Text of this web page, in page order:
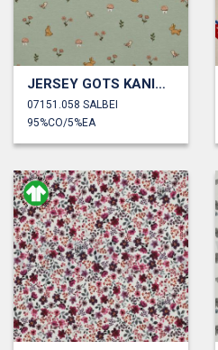
JERSEY GOTS KANINCHEN
07151.058 SALBEI
95%CO/5%EA